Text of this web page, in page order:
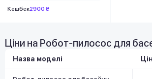
Кешбек2900 ₴
Ціни на Робот-пилосос для
Назва моделі